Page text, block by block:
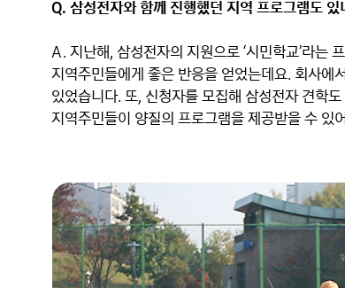
Q. 삼성전자와 함께 진행했던 지역 프로그램도 있
A. 지난해, 삼성전자의 지원으로 ‘시민학교’라는
지역주민들에게 좋은 반응을 얻었는데요. 회사에
있었습니다. 또, 신청자를 모집해 삼성전자 견학
지역주민들이 양질의 프로그램을 제공받을 수 있